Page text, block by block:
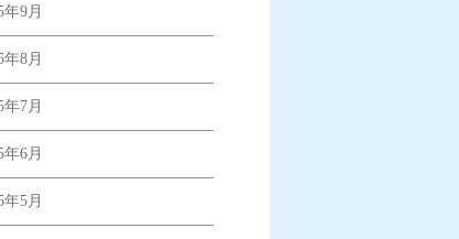
年9月
年8月
年7月
年6月
年5月